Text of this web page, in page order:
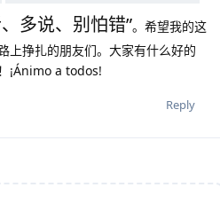
多说、别怕错”。希望我的这
上挣扎的朋友们。大家有什么好的
¡Ánimo a todos!
Reply